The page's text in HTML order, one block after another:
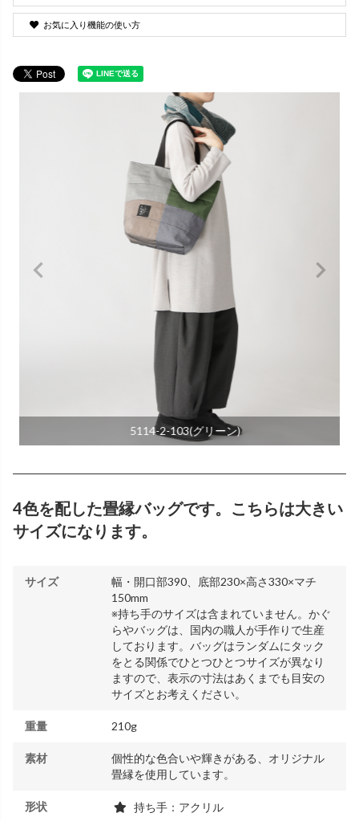
お気に入り機能の使い方
5114-2-103(グリーン)
4色を配した畳縁バッグです。こちらは大きい
サイズになります。
サイズ
幅・開口部390、底部230×高さ330×マチ
150mm
※持ち手のサイズは含まれていません。 かぐ
らやバッグは、国内の職人が手作りで生産
しております。バッグはランダムにタック
をとる関係でひとつひとつサイズが異なり
ますので、表示の寸法はあくまでも目安の
サイズとお考えください。
重量 210g
素材
個性的な色合いや輝きがある、オリジナル
畳縁を使用しています。
形状 持ち手：アクリル